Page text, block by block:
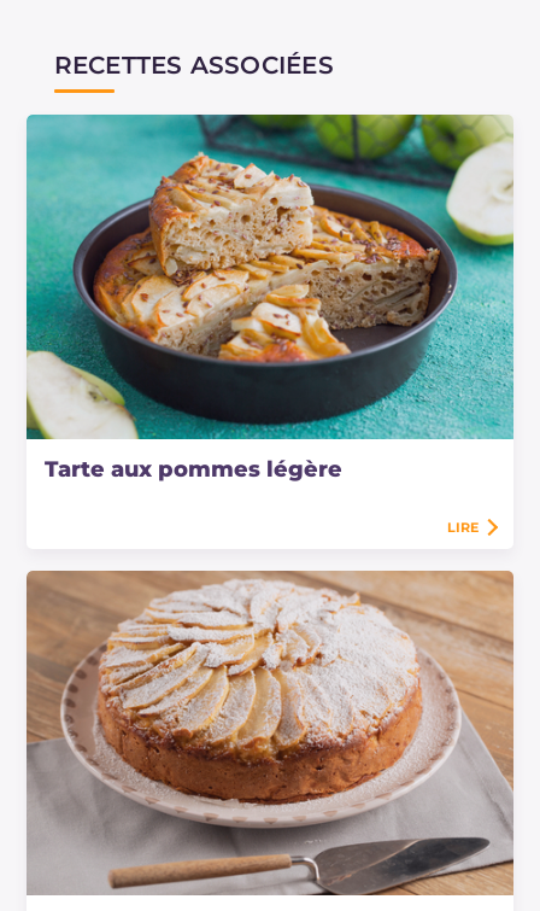
RECETTES ASSOCIÉES
Tarte aux pommes légère
LIRE